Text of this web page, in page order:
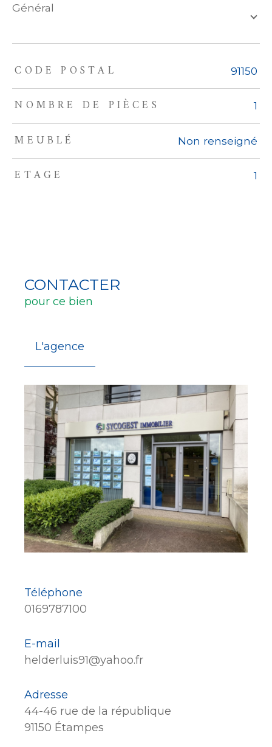
général
TRAD_ZEPHYR_Caracteristique TRAD_ZEPHYR_Valeurs
CODE POSTAL 91150
NOMBRE DE PIÈCES 1
MEUBLÉ Non renseigné
ETAGE 1
CONTACTER
pour ce bien
L'agence
Téléphone
0169787100
E-mail
helderluis91@yahoo.fr
Adresse
44-46 rue de la république
91150 Étampes